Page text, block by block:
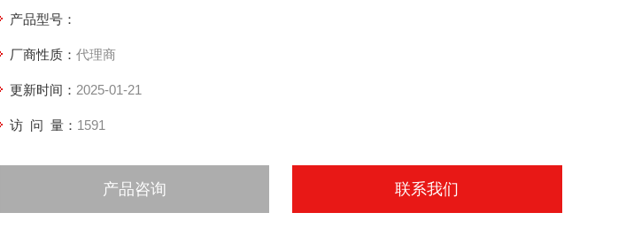
产品型号：
厂商性质： 代理商
更新时间： 2025-01-21
访 问 量： 1591
产品咨询 联系我们